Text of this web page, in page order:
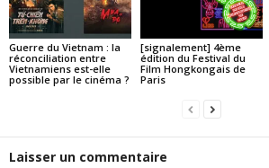
Guerre du Vietnam : la
réconciliation entre
Vietnamiens est-elle
possible par le cinéma ?
[signalement] 4ème
édition du Festival du
Film Hongkongais de
Paris
Laisser un commentaire